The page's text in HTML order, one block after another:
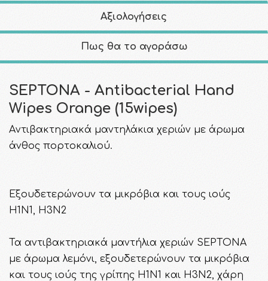
Αξιολογήσεις
Πως θα το αγοράσω
SEPTONA - Antibacterial Hand
Wipes Orange (15wipes)
Aντιβακτηριακά μαντηλάκια χεριών με άρωμα
άνθος πορτοκαλιού.
Εξουδετερώνουν τα μικρόβια και τους ιούς
Η1Ν1, Η3Ν2
Τα αντιβακτηριακά μαντήλια χεριών SEPTONA
με άρωμα λεμόνι, εξουδετερώνουν τα μικρόβια
και τους ιούς της γρίπης Η1Ν1 και Η3Ν2, χάρη